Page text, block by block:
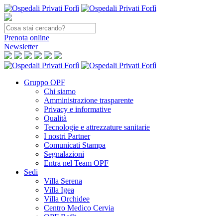
Prenota online
Newsletter
Gruppo OPF
Chi siamo
Amministrazione trasparente
Privacy e informative
Qualità
Tecnologie e attrezzature sanitarie
I nostri Partner
Comunicati Stampa
Segnalazioni
Entra nel Team OPF
Sedi
Villa Serena
Villa Igea
Villa Orchidee
Centro Medico Cervia